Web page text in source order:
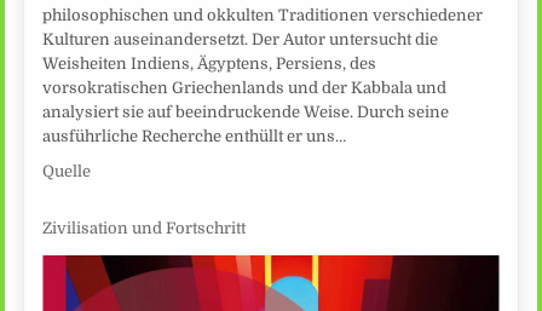
philosophischen und okkulten Traditionen verschiedener
Kulturen auseinandersetzt. Der Autor untersucht die
Weisheiten Indiens, Ägyptens, Persiens, des
vorsokratischen Griechenlands und der Kabbala und
analysiert sie auf beeindruckende Weise. Durch seine
ausführliche Recherche enthüllt er uns…
Quelle
Zivilisation und Fortschritt